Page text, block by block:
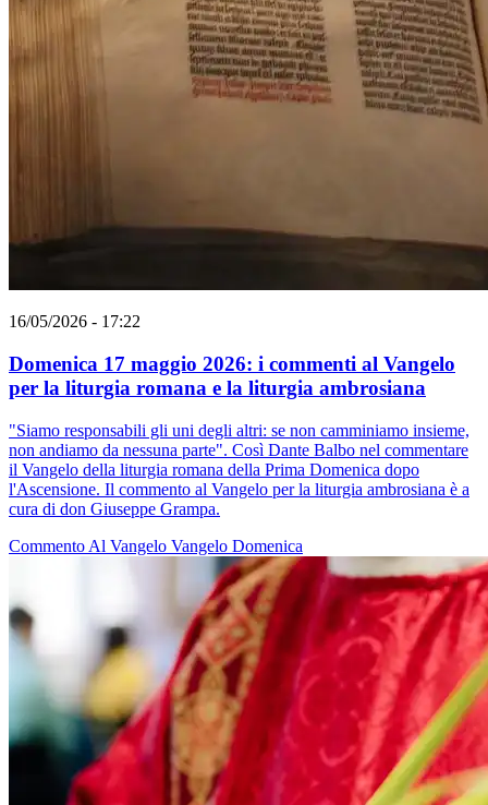
16/05/2026 - 17:22
Domenica 17 maggio 2026: i commenti al Vangelo
per la liturgia romana e la liturgia ambrosiana
"Siamo responsabili gli uni degli altri: se non camminiamo insieme,
non andiamo da nessuna parte". Così Dante Balbo nel commentare
il Vangelo della liturgia romana della Prima Domenica dopo
l'Ascensione. Il commento al Vangelo per la liturgia ambrosiana è a
cura di don Giuseppe Grampa.
Commento Al Vangelo Vangelo Domenica